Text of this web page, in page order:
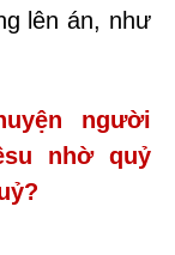
lên án, như
người
nhờ quỷ
?